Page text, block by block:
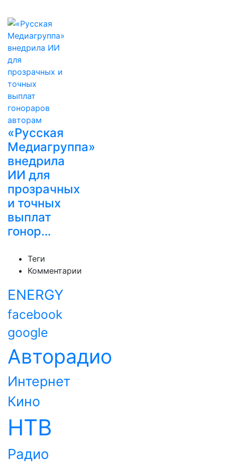
«Русская
Медиагруппа»
внедрила
ИИ для
прозрачных
и точных
выплат
гонор…
Теги
Комментарии
ENERGY
facebook
google
Авторадио
Интернет
Кино
НТВ
Радио